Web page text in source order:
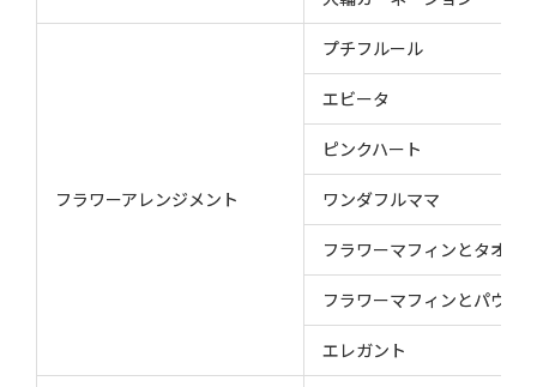
フラワーアレンジメント
プチフルール
エビータ
ピンクハート
ワンダフルママ
フラワーマフィンとタオル
フラワーマフィンとパウン
エレガント